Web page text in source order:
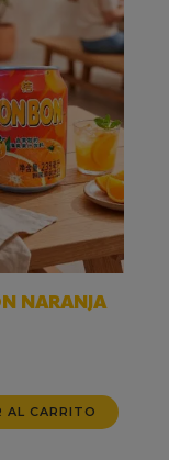
NARANJA
AL CARRITO